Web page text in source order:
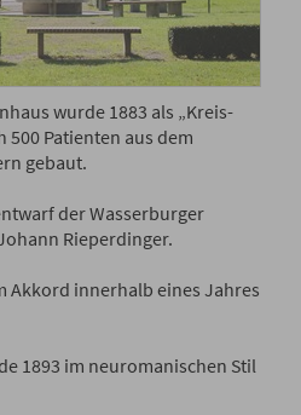
wurde 1883 als „Kreis-
Patienten aus dem
gebaut.
der Wasserburger
Rieperdinger.
Akkord innerhalb eines Jahres
1893 im neuromanischen Stil